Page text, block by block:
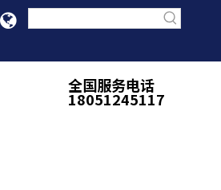
全国服务电话
18051245117